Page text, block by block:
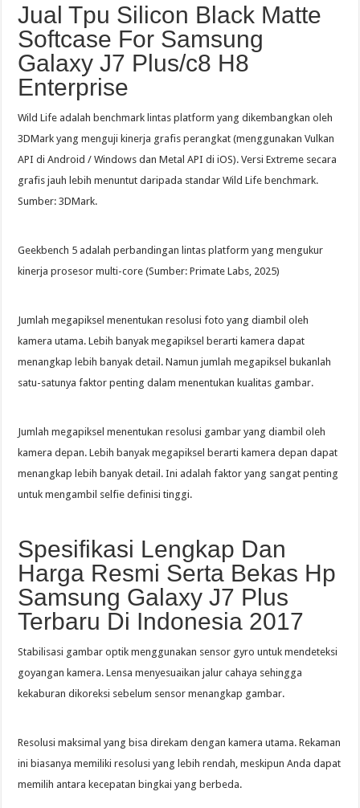
Jual Tpu Silicon Black Matte
Softcase For Samsung
Galaxy J7 Plus/c8 H8
Enterprise
Wild Life adalah benchmark lintas platform yang dikembangkan oleh
3DMark yang menguji kinerja grafis perangkat (menggunakan Vulkan
API di Android / Windows dan Metal API di iOS). Versi Extreme secara
grafis jauh lebih menuntut daripada standar Wild Life benchmark.
Sumber: 3DMark.
Geekbench 5 adalah perbandingan lintas platform yang mengukur
kinerja prosesor multi-core (Sumber: Primate Labs, 2025)
Jumlah megapiksel menentukan resolusi foto yang diambil oleh
kamera utama. Lebih banyak megapiksel berarti kamera dapat
menangkap lebih banyak detail. Namun jumlah megapiksel bukanlah
satu-satunya faktor penting dalam menentukan kualitas gambar.
Jumlah megapiksel menentukan resolusi gambar yang diambil oleh
kamera depan. Lebih banyak megapiksel berarti kamera depan dapat
menangkap lebih banyak detail. Ini adalah faktor yang sangat penting
untuk mengambil selfie definisi tinggi.
Spesifikasi Lengkap Dan
Harga Resmi Serta Bekas Hp
Samsung Galaxy J7 Plus
Terbaru Di Indonesia 2017
Stabilisasi gambar optik menggunakan sensor gyro untuk mendeteksi
goyangan kamera. Lensa menyesuaikan jalur cahaya sehingga
kekaburan dikoreksi sebelum sensor menangkap gambar.
Resolusi maksimal yang bisa direkam dengan kamera utama. Rekaman
ini biasanya memiliki resolusi yang lebih rendah, meskipun Anda dapat
memilih antara kecepatan bingkai yang berbeda.